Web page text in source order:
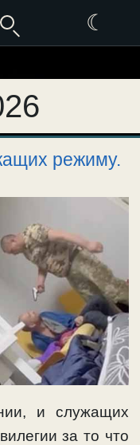
☾
режиму.
и служащих
за то что